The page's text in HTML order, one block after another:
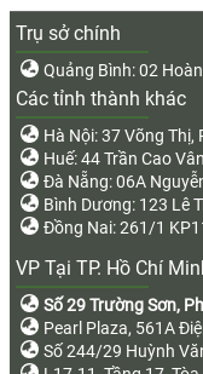
Trụ sở chính
Quảng Bình: 02
Các tỉnh thành khác
Hà Nội: 37 Võng Thị,
Huế: 44 Trần Cao
Đà Nẵng: 06A
Bình Dương: 123 Lê
Đồng Nai: 261/1
VP Tại TP. Hồ Chí
Số 29 Trường Sơn,
Pearl Plaza, 561A
Số 244/29 Huỳnh